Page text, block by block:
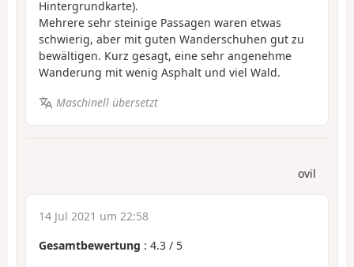
Hintergrundkarte).
Mehrere sehr steinige Passagen waren etwas
schwierig, aber mit guten Wanderschuhen gut zu
bewältigen. Kurz gesagt, eine sehr angenehme
Wanderung mit wenig Asphalt und viel Wald.
Maschinell übersetzt
ovil
14 Jul 2021 um 22:58
Gesamtbewertung : 4.3 / 5